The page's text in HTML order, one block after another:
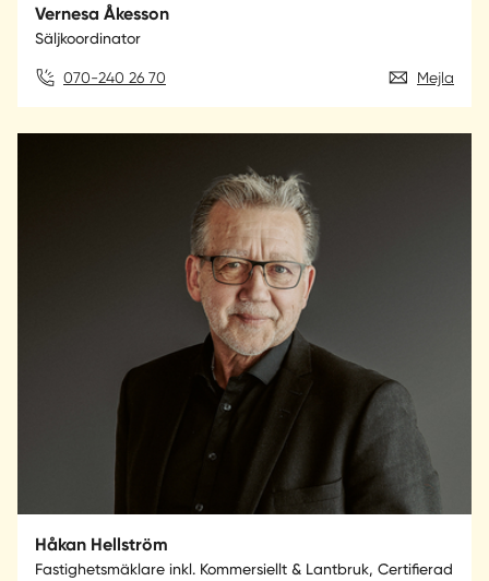
Vernesa Åkesson
Säljkoordinator
070-240 26 70 Mejla
Håkan Hellström
Fastighetsmäklare inkl. Kommersiellt & Lantbruk, Certifierad